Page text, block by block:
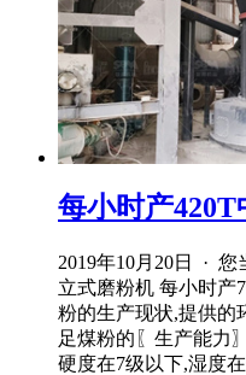
每小时产
2019年10月20日 ·
立式磨粉机 每小时产
粉的生产现状,提供的
足煤粉的〖生产能力
硬度在7级以下,湿度